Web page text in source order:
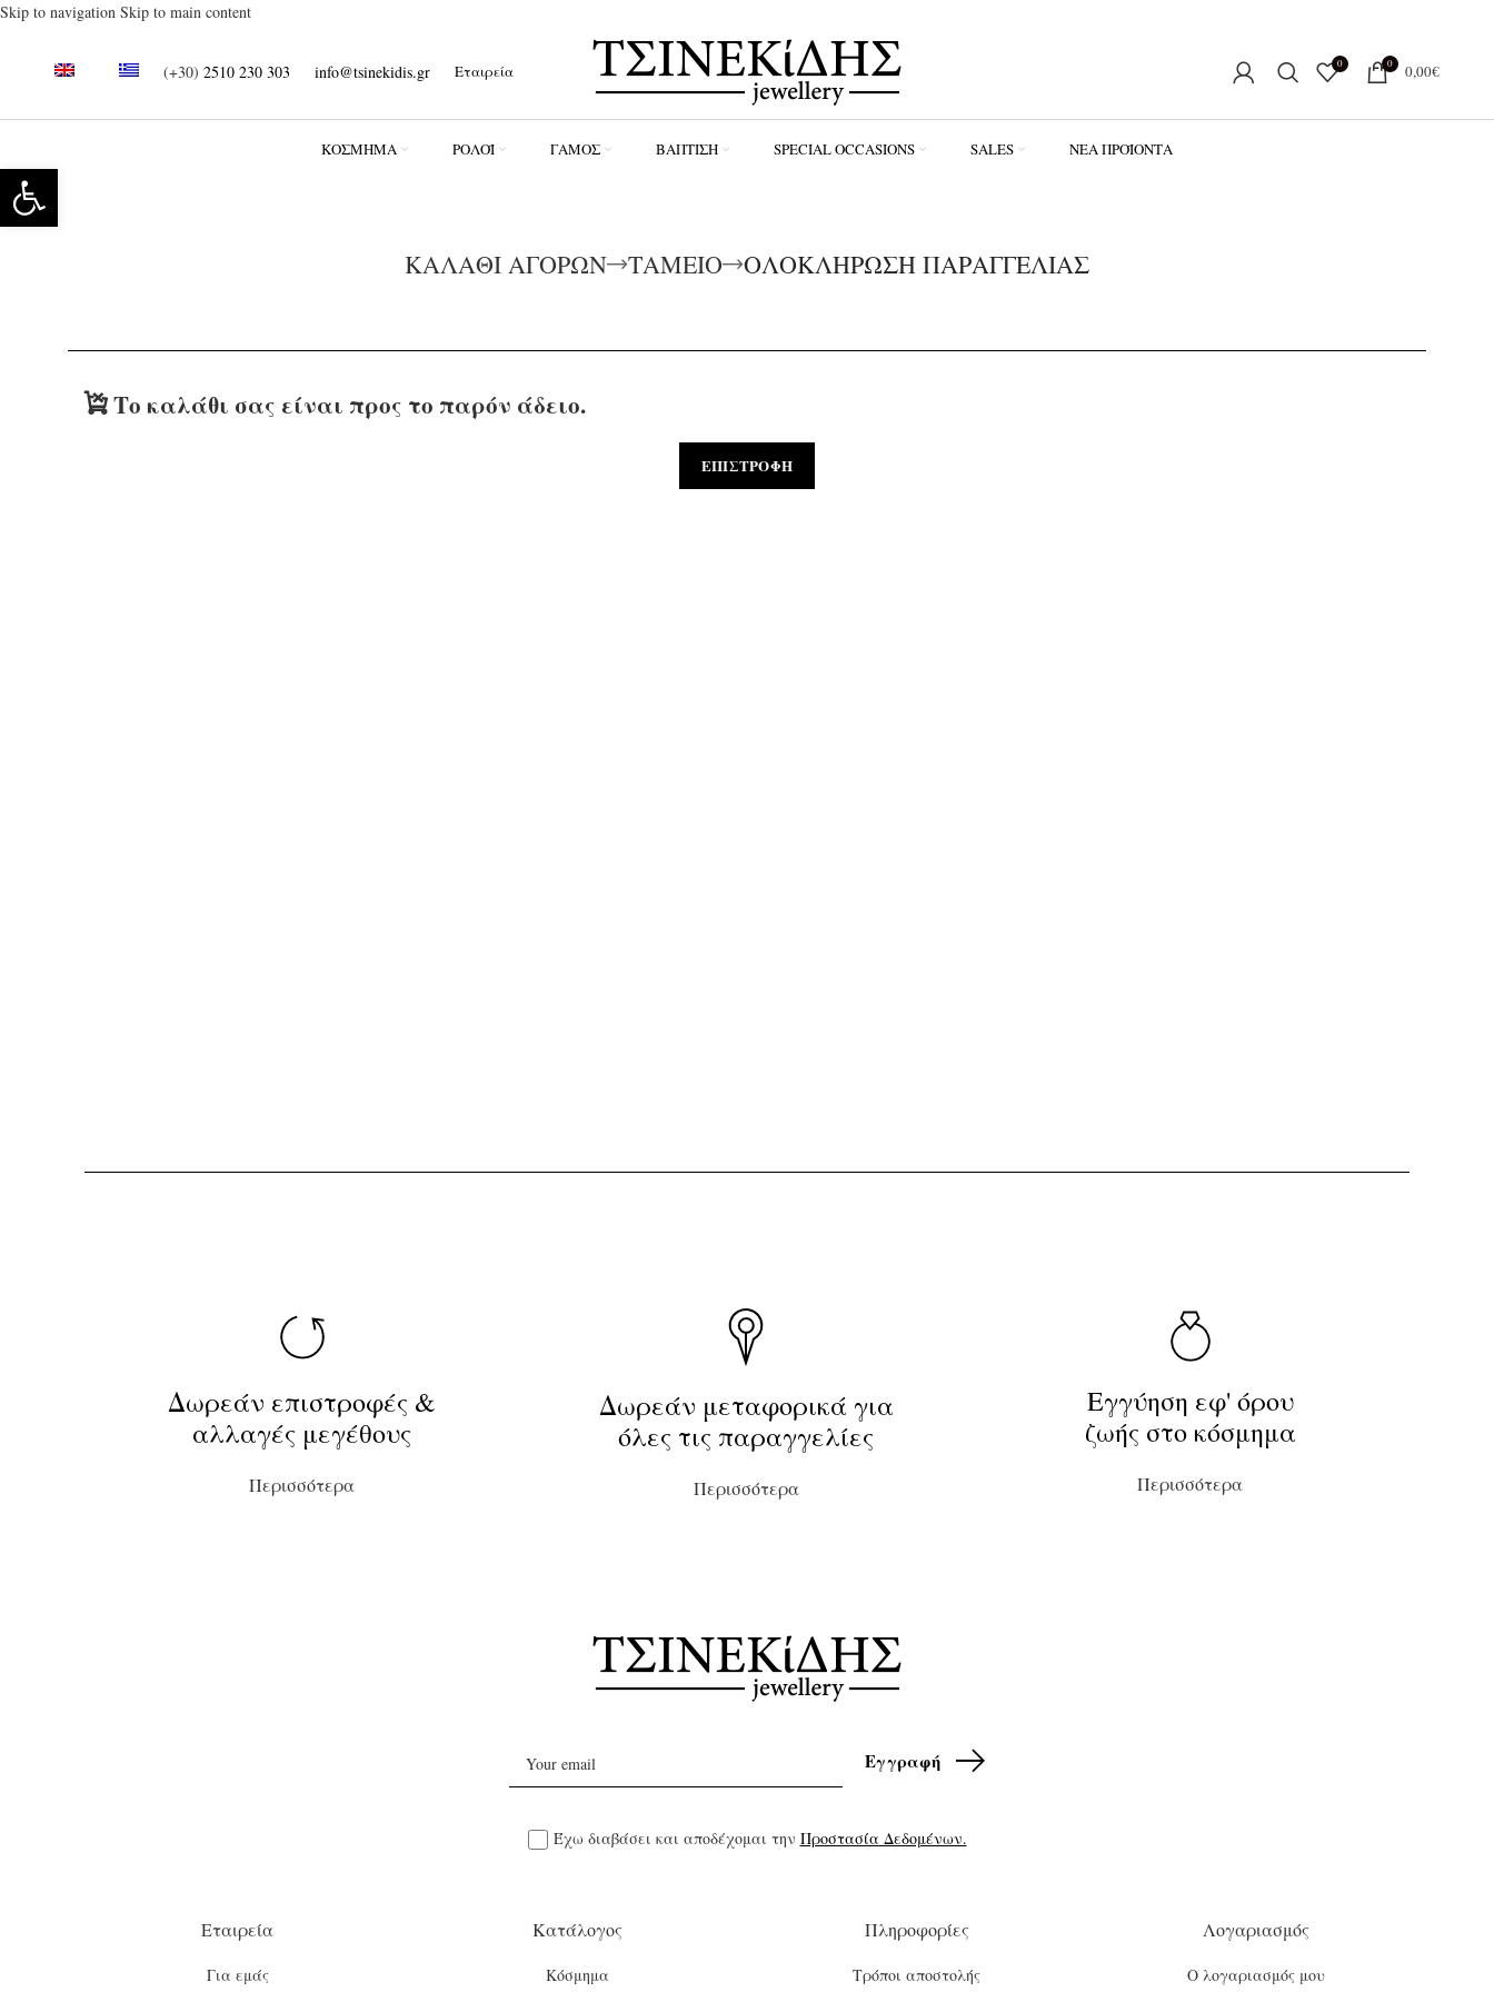
Skip to navigation Skip to main content
(+30) 2510 230 303 info@tsinekidis.gr Εταιρεία 0 0 0,00€
ΚΌΣΜΗΜΑ ΡΟΛΌΪ ΓΆΜΟΣ ΒΆΠΤΙΣΗ SPECIAL OCCASIONS SALES ΝΈΑ ΠΡΟΪΌΝΤΑ
ΚΑΛΆΘΙ ΑΓΟΡΏΝ ΤΑΜΕΊΟ ΟΛΟΚΛΉΡΩΣΗ ΠΑΡΑΓΓΕΛΊΑΣ
Το καλάθι σας είναι προς το παρόν άδειο.
ΕΠΙΣΤΡΟΦΉ
Δωρεάν επιστροφές &
αλλαγές μεγέθους
Περισσότερα
Δωρεάν μεταφορικά για
όλες τις παραγγελίες
Περισσότερα
Εγγύηση εφ' όρου
ζωής στο κόσμημα
Περισσότερα
Έχω διαβάσει και αποδέχομαι την Προστασία Δεδομένων.
Εταιρεία
Για εμάς
Κατάλογος
Κόσμημα
Πληροφορίες
Τρόποι αποστολής
Λογαριασμός
Ο λογαριασμός μου
Ανοίξτε τη γραμμή εργαλείων